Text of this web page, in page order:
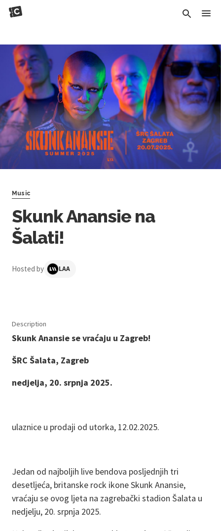
Music
Skunk Anansie na
Šalati!
Hosted by LAA
Description
Skunk Anansie se vraćaju u Zagreb!
ŠRC Šalata, Zagreb
nedjelja, 20. srpnja 2025.
ulaznice u prodaji od utorka, 12.02.2025.
Jedan od najboljih live bendova posljednjih tri
desetljeća, britanske rock ikone Skunk Anansie,
vraćaju se ovog ljeta na zagrebački stadion Šalata u
nedjelju, 20. srpnja 2025.